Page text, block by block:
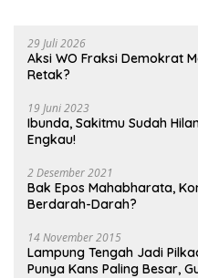
29 Juli 2026
Aksi WO Fraksi Demokrat
Retak?
19 Juni 2023
Ibunda, Sakitmu Sudah
Engkau!
2 Desember 2021
Bak Epos Mahabharata,
Berdarah-Darah?
14 November 2015
Lampung Tengah Jadi
Punya Kans Paling Besar,